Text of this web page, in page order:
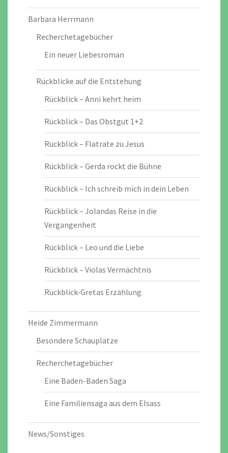
Barbara Herrmann
Recherchetagebücher
Ein neuer Liebesroman
Rückblicke auf die Entstehung
Rückblick – Anni kehrt heim
Rückblick – Das Obstgut 1+2
Rückblick – Flatrate zu Jesus
Rückblick – Gerda rockt die Bühne
Rückblick – Ich schreib mich in dein Leben
Rückblick – Jolandas Reise in die
Vergangenheit
Rückblick – Leo und die Liebe
Rückblick – Violas Vermächtnis
Rückblick-Gretas Erzählung
Heide Zimmermann
Besondere Schauplätze
Recherchetagebücher
Eine Baden-Baden Saga
Eine Familiensaga aus dem Elsass
News/Sonstiges